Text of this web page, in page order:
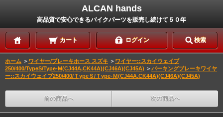
ALCAN hands
高品質で安心できるバイクパーツを販売し続けて５０年
カート ログイン 検索
ホーム ＞ ワイヤー/ブレーキホース スズキ ＞ ワイヤー::スカイウェイブ
250/400/TypeS/Type-M(CJ44A,CK44A)(CJ46A)(CJ45A) ＞パーキングブレーキワイヤ
ー::スカイウェイブ250/400/ＴypeＳ/Ｔype-Ｍ(CJ44A.CK44A)(CJ46A)(CJ45A)
前の商品へ 次の商品へ